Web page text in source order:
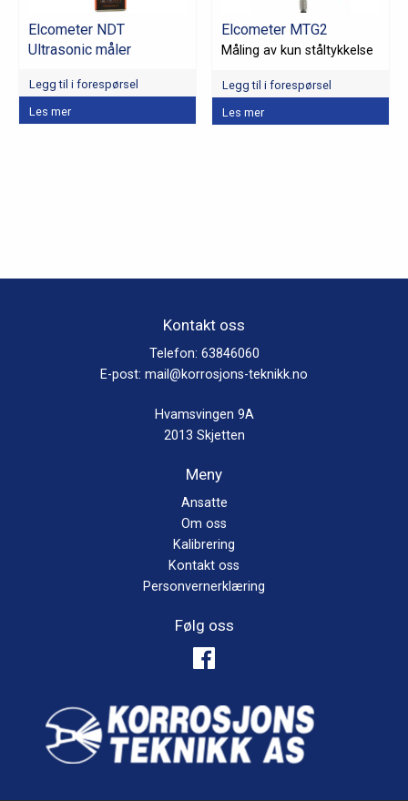
Elcometer NDT
Ultrasonic måler
Legg til i forespørsel
Les mer
Elcometer MTG2
Måling av kun ståltykkelse
Legg til i forespørsel
Les mer
Kontakt oss
Telefon: 63846060
E-post: mail@korrosjons-teknikk.no
Hvamsvingen 9A
2013 Skjetten
Meny
Ansatte
Om oss
Kalibrering
Kontakt oss
Personvernerklæring
Følg oss